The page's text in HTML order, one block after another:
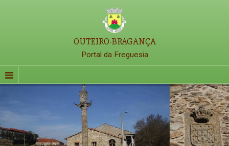
OUTEIRO-BRAGANÇA
Portal da Freguesia